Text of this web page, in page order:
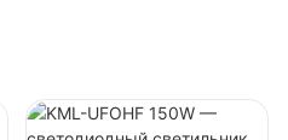
залов и т.д.